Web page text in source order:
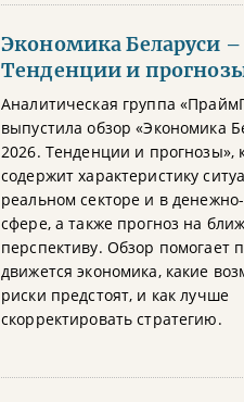
Экономика Беларуси –
Тенденции и
Аналитическая группа
выпустила обзор «Экономика
2026. Тенденции и прогнозы»,
содержит характеристику
реальном секторе и в
сфере, а также прогноз на
перспективу. Обзор помогает
движется экономика, какие
риски предстоят, и как лучше
скорректировать стратегию.